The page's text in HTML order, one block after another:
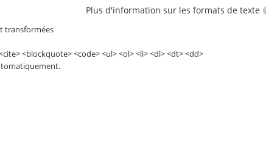
Plus d'information sur les formats de texte
transformées
<blockquote> <code> <ul> <ol> <li> <dl> <dt> <dd>